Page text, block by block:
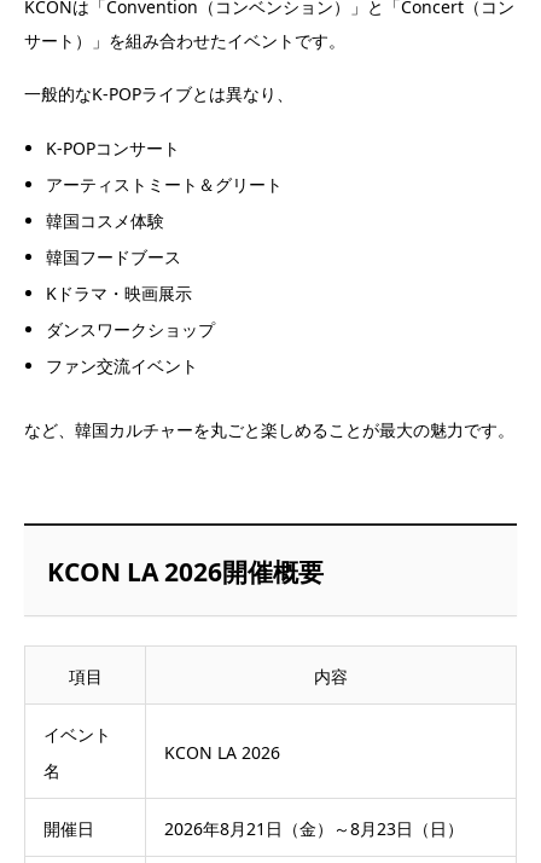
KCONは「Convention（コンベンション）」と「Concert（コン
サート）」を組み合わせたイベントです。
一般的なK-POPライブとは異なり、
K-POPコンサート
アーティストミート＆グリート
韓国コスメ体験
韓国フードブース
Kドラマ・映画展示
ダンスワークショップ
ファン交流イベント
など、韓国カルチャーを丸ごと楽しめることが最大の魅力です。
KCON LA 2026開催概要
項目 内容
イベント
名
KCON LA 2026
開催日 2026年8月21日（金）～8月23日（日）